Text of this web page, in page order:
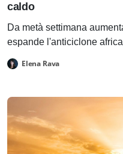
caldo
Da metà settimana
espande l'anticiclone
Elena Rava